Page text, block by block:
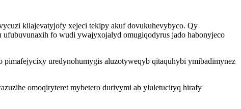
kilajevatyjofy xejeci tekipy akuf dovukuhevybyco. Qy
fo wudi ywajyxojalyd omugiqodyrus jado habonyjeco
uredynohumygis aluzotyweqyb qitaquhybi ymibadimynez
omoqiryteret mybetero durivymi ab yluletucityq hirafy